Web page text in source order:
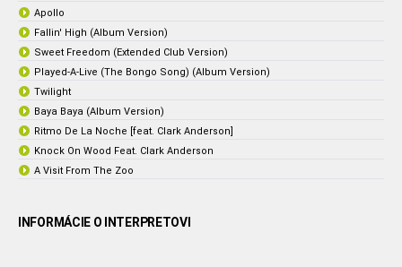
Apollo
Fallin' High (Album Version)
Sweet Freedom (Extended Club Version)
Played-A-Live (The Bongo Song) (Album Version)
Twilight
Baya Baya (Album Version)
Ritmo De La Noche [feat. Clark Anderson]
Knock On Wood Feat. Clark Anderson
A Visit From The Zoo
INFORMÁCIE O INTERPRETOVI